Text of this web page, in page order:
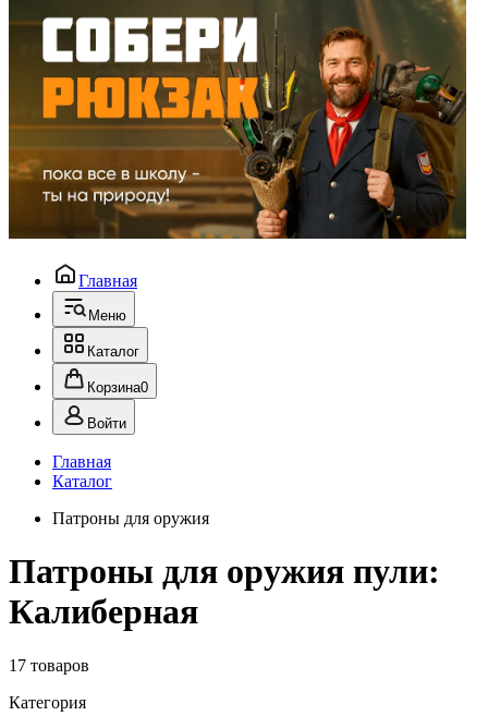
Главная
Меню
Каталог
Корзина0
Войти
Главная
Каталог
Патроны для оружия
Патроны для оружия пули:
Калиберная
17 товаров
Категория